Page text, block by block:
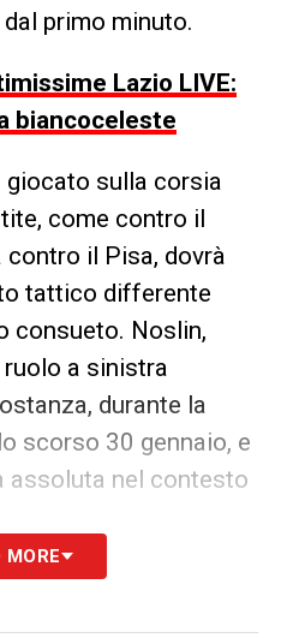
primo minuto.
Lazio LIVE:
biancoceleste
giocato sulla corsia
come contro il
contro il Pisa, dovrà
tattico differente
consueto. Noslin,
a sinistra
durante la
scorso 30 gennaio, e
assoluta nel contesto
sarà cruciale non
MORE